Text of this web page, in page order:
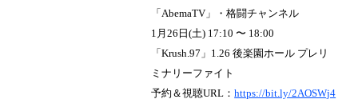
「AbemaTV」・格闘チャンネル
1月26日(土) 17:10 〜 18:00
「Krush.97」1.26 後楽園ホール プレリ
ミナリーファイト
予約＆視聴URL：https://bit.ly/2AOSWj4